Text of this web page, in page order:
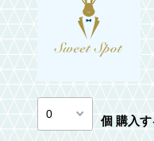
個 購入す